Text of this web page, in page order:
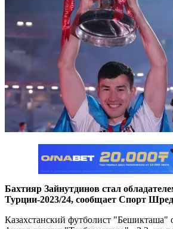
Бахтияр Зайнутдинов стал
Турции-2023/24, сообщает Спорт
Казахстанский футболист "Бешикташа"